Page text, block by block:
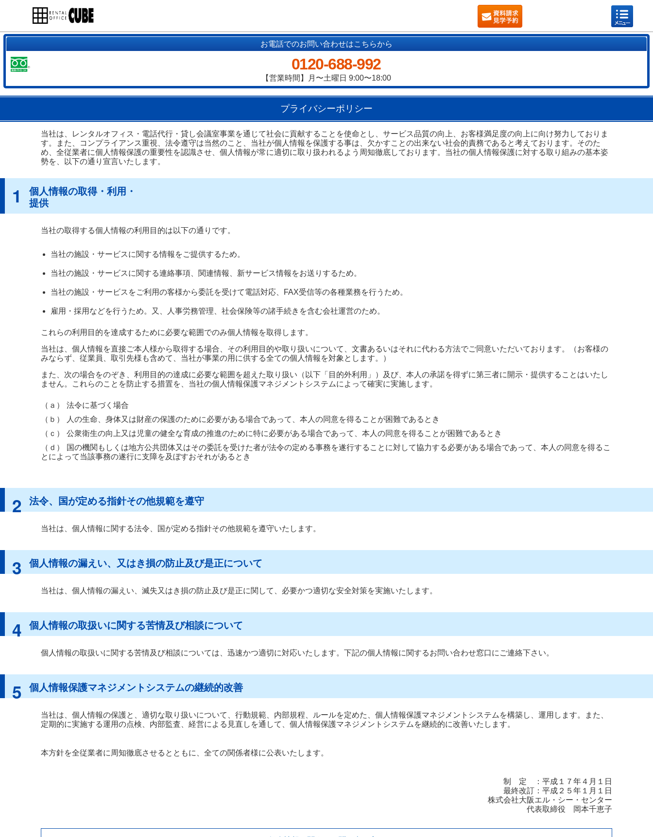
お電話でのお問い合わせはこちらから
0120-688-992
【営業時間】月〜土曜日 9:00〜18:00
プライバシーポリシー
当社は、レンタルオフィス・電話代行・貸し会議室事業を通じて社会に貢献することを使命とし、サービス品質の向上、お客様満足度の向上に向け努力しておりま
す。また、コンプライアンス重視、法令遵守は当然のこと、当社が個人情報を保護する事は、欠かすことの出来ない社会的責務であると考えております。そのた
め、全従業者に個人情報保護の重要性を認識させ、個人情報が常に適切に取り扱われるよう周知徹底しております。当社の個人情報保護に対する取り組みの基本姿
勢を、以下の通り宣言いたします。
1
個人情報の取得・利用・
提供
当社の取得する個人情報の利用目的は以下の通りです。
当社の施設・サービスに関する情報をご提供するため。
当社の施設・サービスに関する連絡事項、関連情報、新サービス情報をお送りするため。
当社の施設・サービスをご利用の客様から委託を受けて電話対応、FAX受信等の各種業務を行うため。
雇用・採用などを行うため。又、人事労務管理、社会保険等の諸手続きを含む会社運営のため。
これらの利用目的を達成するために必要な範囲でのみ個人情報を取得します。
当社は、個人情報を直接ご本人様から取得する場合、その利用目的や取り扱いについて、文書あるいはそれに代わる方法でご同意いただいております。（お客様の
みならず、従業員、取引先様も含めて、当社が事業の用に供する全ての個人情報を対象とします。）
また、次の場合をのぞき、利用目的の達成に必要な範囲を超えた取り扱い（以下「目的外利用」）及び、本人の承諾を得ずに第三者に開示・提供することはいたし
ません。これらのことを防止する措置を、当社の個人情報保護マネジメントシステムによって確実に実施します。
（ａ）
法令に基づく場合
（ｂ）
人の生命、身体又は財産の保護のために必要がある場合であって、本人の同意を得ることが困難であるとき
（ｃ）
公衆衛生の向上又は児童の健全な育成の推進のために特に必要がある場合であって、本人の同意を得ることが困難であるとき
（ｄ）
国の機関もしくは地方公共団体又はその委託を受けた者が法令の定める事務を遂行することに対して協力する必要がある場合であって、本人の同意を得るこ
とによって当該事務の遂行に支障を及ぼすおそれがあるとき
2 法令、国が定める指針その他規範を遵守
当社は、個人情報に関する法令、国が定める指針その他規範を遵守いたします。
3 個人情報の漏えい、又はき損の防止及び是正について
当社は、個人情報の漏えい、滅失又はき損の防止及び是正に関して、必要かつ適切な安全対策を実施いたします。
4 個人情報の取扱いに関する苦情及び相談について
個人情報の取扱いに関する苦情及び相談については、迅速かつ適切に対応いたします。下記の個人情報に関するお問い合わせ窓口にご連絡下さい。
5 個人情報保護マネジメントシステムの継続的改善
当社は、個人情報の保護と、適切な取り扱いについて、行動規範、内部規程、ルールを定めた、個人情報保護マネジメントシステムを構築し、運用します。また、
定期的に実施する運用の点検、内部監査、経営による見直しを通して、個人情報保護マネジメントシステムを継続的に改善いたします。
本方針を全従業者に周知徹底させるとともに、全ての関係者様に公表いたします。
制 定 ：平成１７年４月１日
最終改訂：平成２５年１月１日
株式会社大阪エル・シー・センター
代表取締役 岡本千恵子